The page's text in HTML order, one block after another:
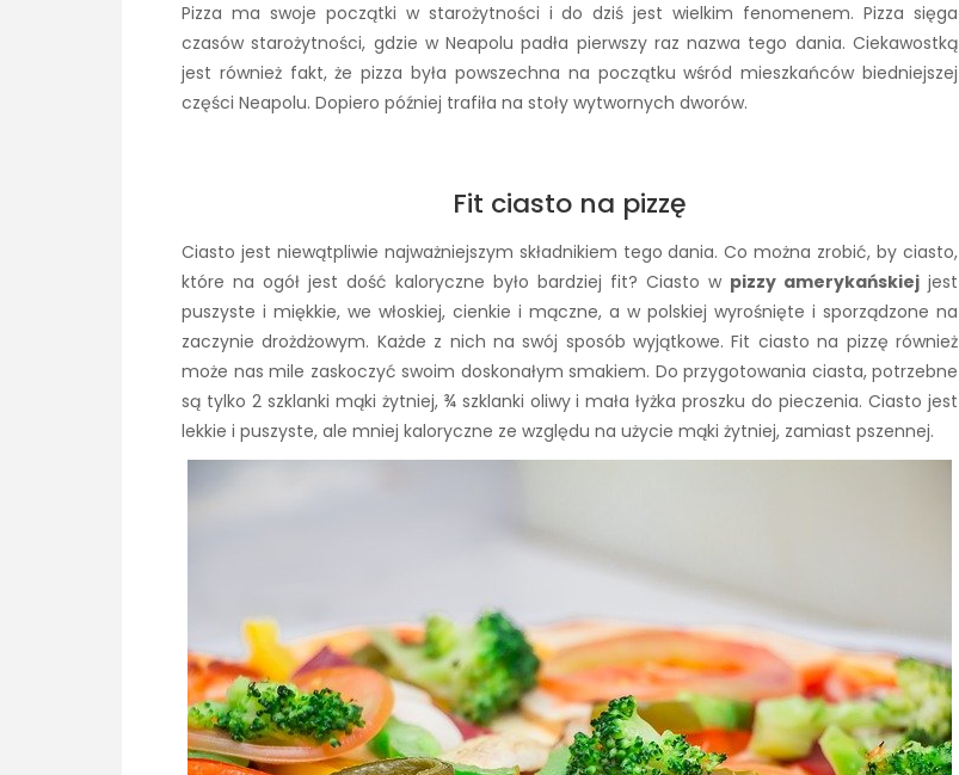
Pizza ma swoje początki w starożytności i do dziś jest wielkim fenomenem. Pizza sięga
czasów starożytności, gdzie w Neapolu padła pierwszy raz nazwa tego dania. Ciekawostką
jest również fakt, że pizza była powszechna na początku wśród mieszkańców biedniejszej
części Neapolu. Dopiero później trafiła na stoły wytwornych dworów.
Fit ciasto na pizzę
Ciasto jest niewątpliwie najważniejszym składnikiem tego dania. Co można zrobić, by ciasto,
które na ogół jest dość kaloryczne było bardziej fit? Ciasto w pizzy amerykańskiej jest
puszyste i miękkie, we włoskiej, cienkie i mączne, a w polskiej wyrośnięte i sporządzone na
zaczynie drożdżowym. Każde z nich na swój sposób wyjątkowe. Fit ciasto na pizzę również
może nas mile zaskoczyć swoim doskonałym smakiem. Do przygotowania ciasta, potrzebne
są tylko 2 szklanki mąki żytniej, ¾ szklanki oliwy i mała łyżka proszku do pieczenia. Ciasto jest
lekkie i puszyste, ale mniej kaloryczne ze względu na użycie mąki żytniej, zamiast pszennej.